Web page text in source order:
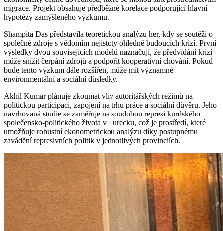
migrace. Projekt obsahuje předběžné korelace podporující hlavní
hypotézy zamýšleného výzkumu.
Shampita Das představila teoretickou analýzu her, kdy se soutěží o
společné zdroje s vědomím nejistoty ohledně budoucích krizí. První
výsledky dvou souvisejících modelů naznačují, že předvídání krizí
může snížit čerpání zdrojů a podpořit kooperativní chování. Pokud
bude tento výzkum dále rozšířen, může mít významné
environmentální a sociální důsledky.
Akhil Kumar plánuje zkoumat vliv autoritářských režimů na
politickou participaci, zapojení na trhu práce a sociální důvěru. Jeho
navrhovaná studie se zaměřuje na soudobou represi kurdského
společensko-politického života v Turecku, což je prostředí, které
umožňuje robustní ekonometrickou analýzu díky postupnému
zavádění represivních politik v jednotlivých provinciích.